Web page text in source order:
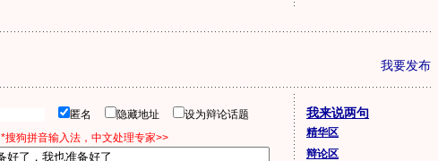
我要发布
匿名 隐藏地址
设为辩论话题
*搜狗拼音输入法，中文处理专家>>
我来说两句
精华区
辩论区